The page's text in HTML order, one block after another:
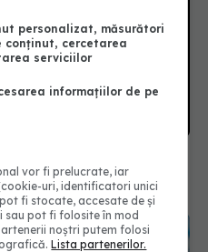
personalizat, măsurători
cercetarea
serviciilor
informațiilor de pe
vor fi prelucrate, iar
uri, identificatori unici
fi stocate, accesate de și
sau pot fi folosite în mod
noștri putem folosi
Lista partenerilor.